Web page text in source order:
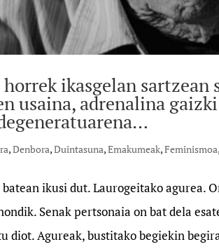
horrek ikasgelan
usaina, adrenalina
,Denbora,Duintasuna,Emakumeak,Feminismoa
ikusi dut. Laurogeitako agurea.
Senak pertsonaia on bat dela
diot. Agureak, bustitako begiekin